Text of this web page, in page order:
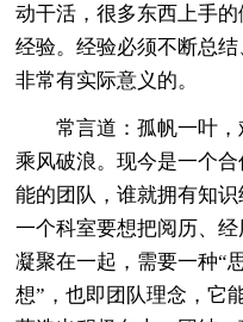
动干活，很多东西上手
经验。经验必须不断总
非常有实际意义的。
常言道：孤帆一叶，
乘风破浪。现今是一个
能的团队，谁就拥有知识
一个科室要想把阅历、
凝聚在一起，需要一种“
想”，也即团队理念，它